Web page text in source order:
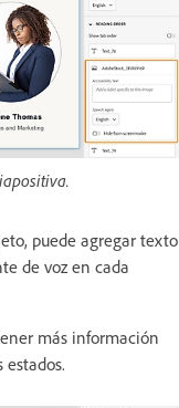
puede agregar texto
de voz en cada
más información